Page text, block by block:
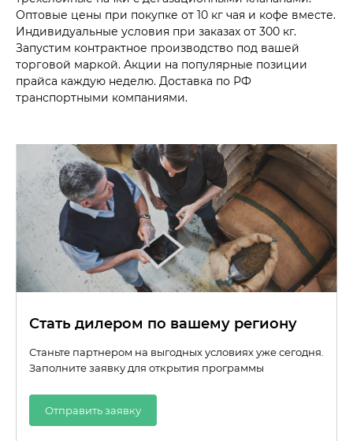
Оптовые цены при покупке от 10 кг чая и кофе вместе.
Индивидуальные условия при заказах от 300 кг.
Запустим контрактное производство под вашей
торговой маркой. Акции на популярные позиции
прайса каждую неделю. Доставка по РФ
транспортными компаниями.
Стать дилером по вашему региону
Станьте партнером на выгодных условиях уже сегодня.
Заполните заявку для открытия программы
Отправить заявку